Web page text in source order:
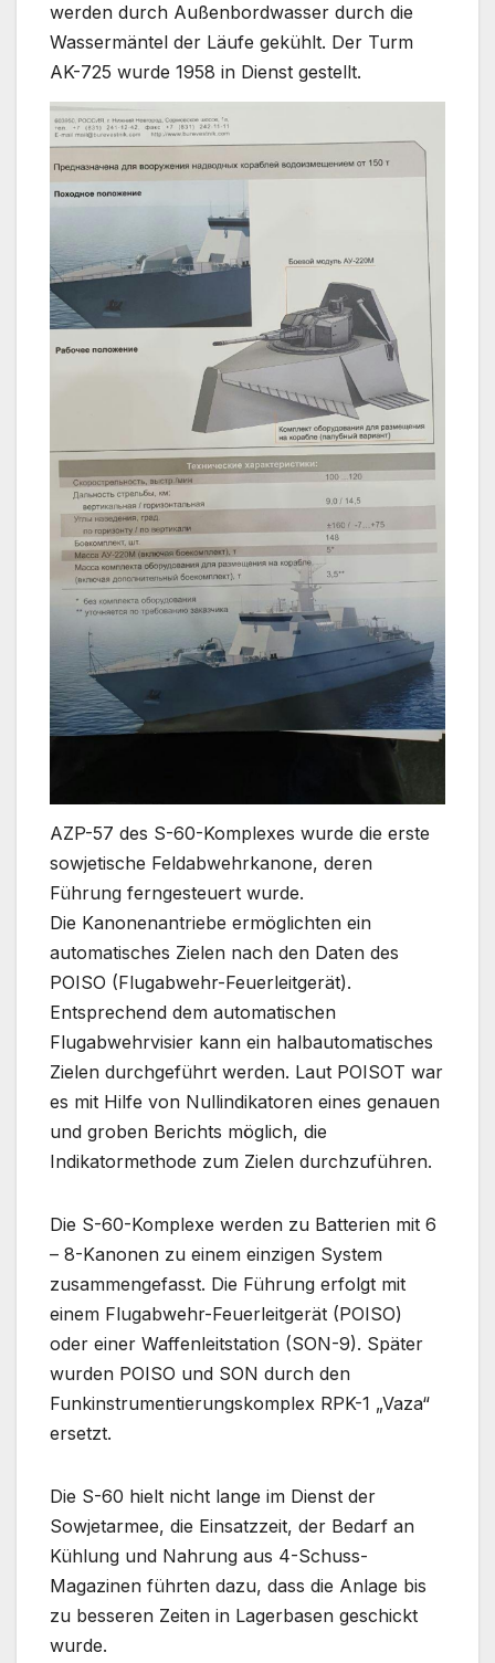
werden durch Außenbordwasser durch die
Wassermäntel der Läufe gekühlt. Der Turm
AK-725 wurde 1958 in Dienst gestellt.
AZP-57 des S-60-Komplexes wurde die erste
sowjetische Feldabwehrkanone, deren
Führung ferngesteuert wurde.
Die Kanonenantriebe ermöglichten ein
automatisches Zielen nach den Daten des
POISO (Flugabwehr-Feuerleitgerät).
Entsprechend dem automatischen
Flugabwehrvisier kann ein halbautomatisches
Zielen durchgeführt werden. Laut POISOT war
es mit Hilfe von Nullindikatoren eines genauen
und groben Berichts möglich, die
Indikatormethode zum Zielen durchzuführen.
Die S-60-Komplexe werden zu Batterien mit 6
– 8-Kanonen zu einem einzigen System
zusammengefasst. Die Führung erfolgt mit
einem Flugabwehr-Feuerleitgerät (POISO)
oder einer Waffenleitstation (SON-9). Später
wurden POISO und SON durch den
Funkinstrumentierungskomplex RPK-1 „Vaza“
ersetzt.
Die S-60 hielt nicht lange im Dienst der
Sowjetarmee, die Einsatzzeit, der Bedarf an
Kühlung und Nahrung aus 4-Schuss-
Magazinen führten dazu, dass die Anlage bis
zu besseren Zeiten in Lagerbasen geschickt
wurde.